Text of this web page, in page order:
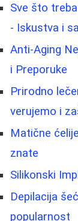
Sve što
- Iskustva i
Anti-Aging
i Preporuke
Prirodno
verujemo i
Matične
znate
Silikonski
Depilacija
popularnost